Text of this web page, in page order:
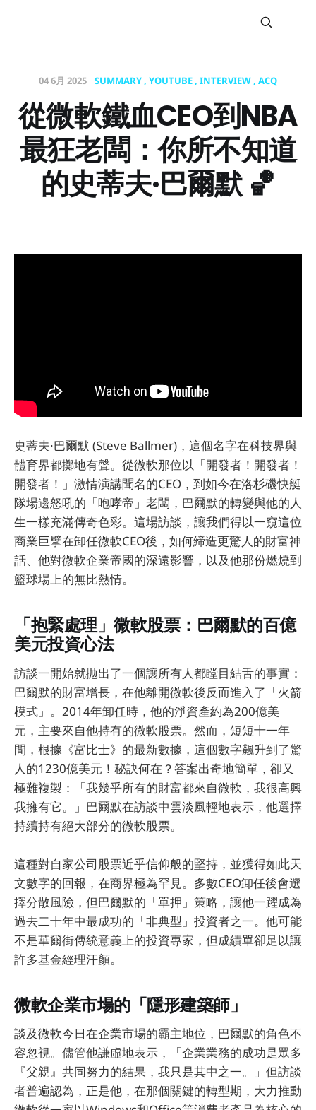
04 6月 2025 SUMMARY YOUTUBE INTERVIEW ACQ
從微軟鐵血CEO到NBA
最狂老闆：你所不知道
的史蒂夫·巴爾默 🏀
史蒂夫·巴爾默 (Steve Ballmer)，這個名字在科技界與
體育界都擲地有聲。從微軟那位以「開發者！開發者！
開發者！」激情演講聞名的CEO，到如今在洛杉磯快艇
隊場邊怒吼的「咆哮帝」老闆，巴爾默的轉變與他的人
生一樣充滿傳奇色彩。這場訪談，讓我們得以一窺這位
商業巨擘在卸任微軟CEO後，如何締造更驚人的財富神
話、他對微軟企業帝國的深遠影響，以及他那份燃燒到
籃球場上的無比熱情。
「抱緊處理」微軟股票：巴爾默的百億
美元投資心法
訪談一開始就拋出了一個讓所有人都瞠目結舌的事實：
巴爾默的財富增長，在他離開微軟後反而進入了「火箭
模式」。2014年卸任時，他的淨資產約為200億美
元，主要來自他持有的微軟股票。然而，短短十一年
間，根據《富比士》的最新數據，這個數字飆升到了驚
人的1230億美元！秘訣何在？答案出奇地簡單，卻又
極難複製：「我幾乎所有的財富都來自微軟，我很高興
我擁有它。」巴爾默在訪談中雲淡風輕地表示，他選擇
持續持有絕大部分的微軟股票。
這種對自家公司股票近乎信仰般的堅持，並獲得如此天
文數字的回報，在商界極為罕見。多數CEO卸任後會選
擇分散風險，但巴爾默的「單押」策略，讓他一躍成為
過去二十年中最成功的「非典型」投資者之一。他可能
不是華爾街傳統意義上的投資專家，但成績單卻足以讓
許多基金經理汗顏。
微軟企業市場的「隱形建築師」
談及微軟今日在企業市場的霸主地位，巴爾默的角色不
容忽視。儘管他謙虛地表示，「企業業務的成功是眾多
『父親』共同努力的結果，我只是其中之一。」但訪談
者普遍認為，正是他，在那個關鍵的轉型期，大力推動